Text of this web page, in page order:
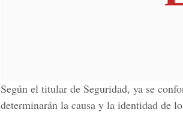
Según el titular de Seguridad, ya se
determinarán la causa y la identidad de